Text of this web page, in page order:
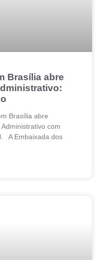
Brasília abre
Brasília abre
com
A Embaixada dos